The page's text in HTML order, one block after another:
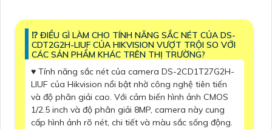
⁉️ ĐIỀU GÌ LÀM CHO TÍNH NĂNG SẮC NÉT CỦA DS-
CDT2G2H-LIUF CỦA HIKVISION VƯỢT TRỘI SO VỚI
CÁC SẢN PHẨM KHÁC TRÊN THỊ TRƯỜNG?
♥️ Tính năng sắc nét của camera DS-2CD1T27G2H-
LIUF của Hikvision nổi bật nhờ công nghệ tiên tiến
và độ phân giải cao. Với cảm biến hình ảnh CMOS
1/2.5 inch và độ phân giải 8MP, camera này cung
cấp hình ảnh rõ nét, chi tiết và màu sắc sống động.